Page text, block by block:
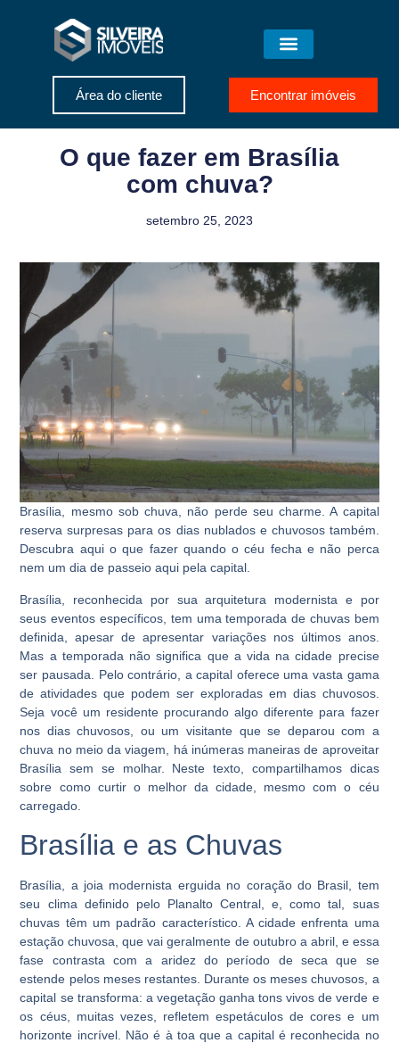
Área do cliente Encontrar imóveis
O que fazer em Brasília
com chuva?
setembro 25, 2023
Brasília, mesmo sob chuva, não perde seu charme. A capital
reserva surpresas para os dias nublados e chuvosos também.
Descubra aqui o que fazer quando o céu fecha e não perca
nem um dia de passeio aqui pela capital.
Brasília, reconhecida por sua arquitetura modernista e por
seus eventos específicos, tem uma temporada de chuvas bem
definida, apesar de apresentar variações nos últimos anos.
Mas a temporada não significa que a vida na cidade precise
ser pausada. Pelo contrário, a capital oferece uma vasta gama
de atividades que podem ser exploradas em dias chuvosos.
Seja você um residente procurando algo diferente para fazer
nos dias chuvosos, ou um visitante que se deparou com a
chuva no meio da viagem, há inúmeras maneiras de aproveitar
Brasília sem se molhar. Neste texto, compartilhamos dicas
sobre como curtir o melhor da cidade, mesmo com o céu
carregado.
Brasília e as Chuvas
Brasília, a joia modernista erguida no coração do Brasil, tem
seu clima definido pelo Planalto Central, e, como tal, suas
chuvas têm um padrão característico. A cidade enfrenta uma
estação chuvosa, que vai geralmente de outubro a abril, e essa
fase contrasta com a aridez do período de seca que se
estende pelos meses restantes. Durante os meses chuvosos, a
capital se transforma: a vegetação ganha tons vivos de verde e
os céus, muitas vezes, refletem espetáculos de cores e um
horizonte incrível. Não é à toa que a capital é reconhecida no